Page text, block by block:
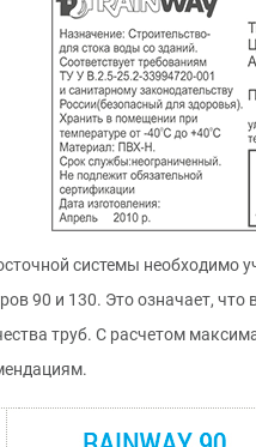
системы
90 и 130. Это означает,
труб. С расчетом